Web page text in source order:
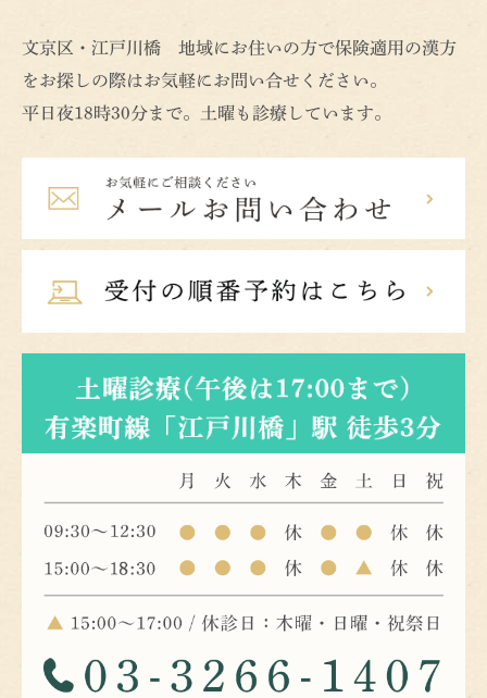
文京区・江戸川橋 地域にお住いの方で保険適用の漢方
をお探しの際はお気軽にお問い合せください。
平日夜18時30分まで。土曜も診療しています。